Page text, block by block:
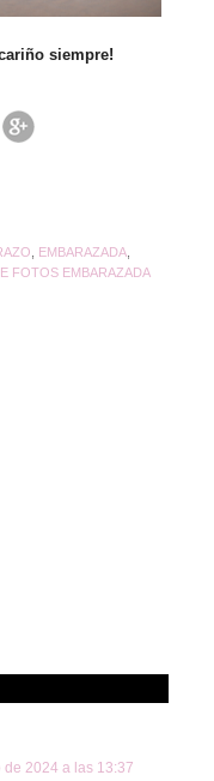
siempre!
EMBARAZADA
FOTOS EMBARAZADA
de 2024 a las 13:37